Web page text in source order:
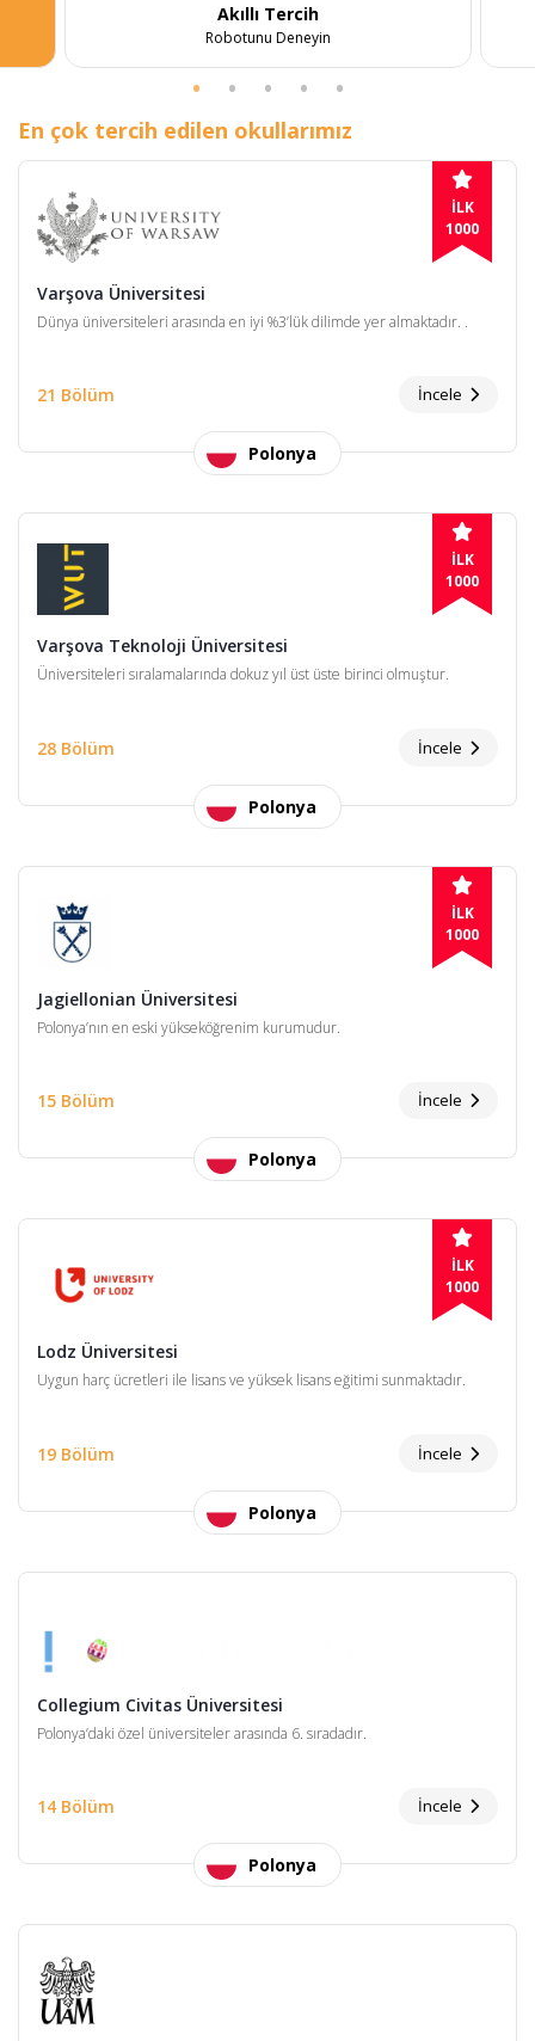
Akıllı Tercih
Robotunu Deneyin
En çok tercih edilen okullarımız
İLK
1000
Varşova Üniversitesi
Dünya üniversiteleri arasında en iyi %3’lük dilimde yer almaktadır. .
21 Bölüm İncele
Polonya
İLK
1000
Varşova Teknoloji Üniversitesi
Üniversiteleri sıralamalarında dokuz yıl üst üste birinci olmuştur.
28 Bölüm İncele
Polonya
İLK
1000
Jagiellonian Üniversitesi
Polonya’nın en eski yükseköğrenim kurumudur.
15 Bölüm İncele
Polonya
İLK
1000
Lodz Üniversitesi
Uygun harç ücretleri ile lisans ve yüksek lisans eğitimi sunmaktadır.
19 Bölüm İncele
Polonya
Collegium Civitas Üniversitesi
Polonya’daki özel üniversiteler arasında 6. sıradadır.
14 Bölüm İncele
Polonya